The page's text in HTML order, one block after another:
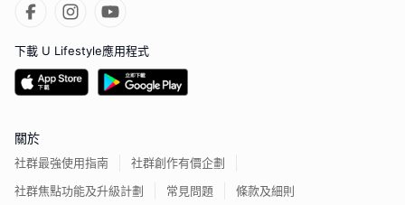
下載 U Lifestyle應用程式
關於
社群最強使用指南
社群創作有價企劃
社群焦點功能及升級計劃
常見問題 條款及細則